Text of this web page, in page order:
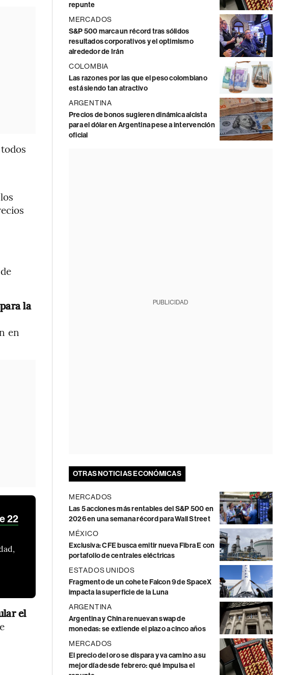
la
en
22
el
repunte
MERCADOS
S&P 500 marca un récord tras sólidos
resultados corporativos y el optimismo
alrededor de Irán
COLOMBIA
Las razones por las que el peso colombiano
está siendo tan atractivo
ARGENTINA
Precios de bonos sugieren dinámica alcista
para el dólar en Argentina pese a intervención
oficial
PUBLICIDAD
OTRAS NOTICIAS ECONÓMICAS
MERCADOS
Las 5 acciones más rentables del S&P 500 en
2026 en una semana récord para Wall Street
MÉXICO
Exclusiva: CFE busca emitir nueva Fibra E con
portafolio de centrales eléctricas
ESTADOS UNIDOS
Fragmento de un cohete Falcon 9 de SpaceX
impacta la superficie de la Luna
ARGENTINA
Argentina y China renuevan swap de
monedas: se extiende el plazo a cinco años
MERCADOS
El precio del oro se dispara y va camino a su
mejor día desde febrero: qué impulsa el